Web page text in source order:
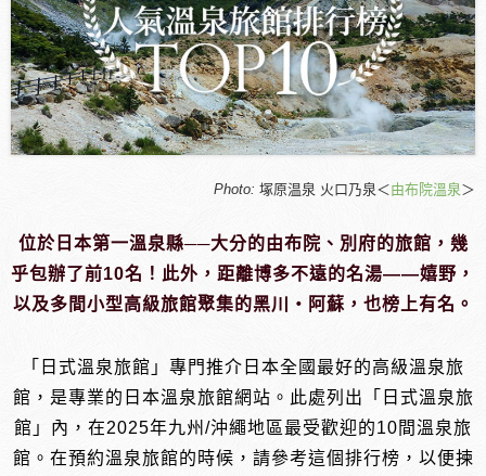
Photo: 塚原温泉 火口乃泉＜由布院溫泉＞
位於日本第一溫泉縣──大分的由布院、別府的旅館，幾
乎包辦了前10名！此外，距離博多不遠的名湯——嬉野，
以及多間小型高級旅館聚集的黑川・阿蘇，也榜上有名。
「日式溫泉旅館」專門推介日本全國最好的高級溫泉旅
館，是專業的日本溫泉旅館網站。此處列出「日式溫泉旅
館」內，在2025年九州/沖繩地區最受歡迎的10間溫泉旅
館。在預約溫泉旅館的時候，請參考這個排行榜，以便揀